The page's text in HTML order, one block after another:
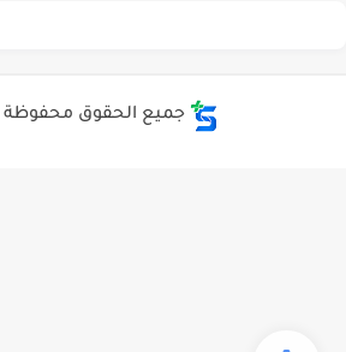
جميع الحقوق محفوظة ©